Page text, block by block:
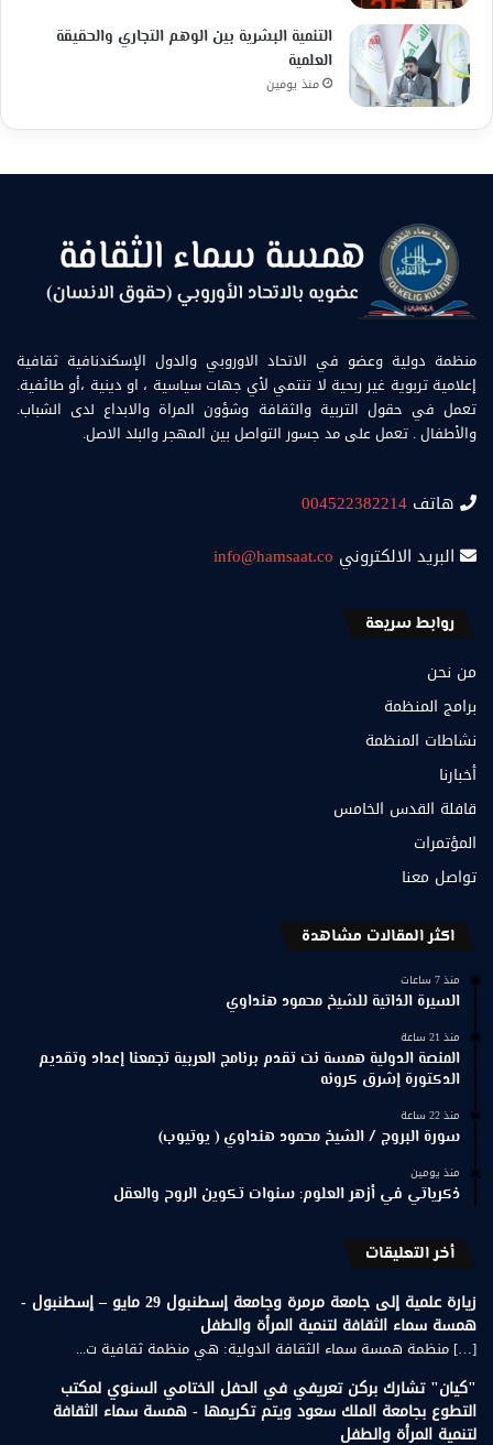
التنمية البشرية بين الوهم التجاري والحقيقة
العلمية
منذ يومين
منظمة دولية وعضو في الاتحاد الاوروبي والدول الإسكندنافية ثقافية
إعلامية تربوية غير ربحية لا تنتمي لأي جهات سياسية ، او دينية ،أو طائفية.
تعمل في حقول التربية والثقافة وشؤون المراة والابداع لدى الشباب.
والأطفال . تعمل على مد جسور التواصل بين المهجر والبلد الاصل.
هاتف 004522382214
البريد الالكتروني info@hamsaat.co
روابط سريعة
من نحن
برامج المنظمة
نشاطات المنظمة
أخبارنا
قافلة القدس الخامس
المؤتمرات
تواصل معنا
اكثر المقالات مشاهدة
منذ 7 ساعات
السيرة الذاتية للشيخ محمود هنداوي
منذ 21 ساعة
المنصة الدولية همسة نت تقدم برنامج العربية تجمعنا إعداد وتقديم
الدكتورة إشرق كرونه
منذ 22 ساعة
سورة البروج / الشيخ محمود هنداوي ( يوتيوب)
منذ يومين
ذكرياتي في أزهر العلوم: سنوات تكوين الروح والعقل
أخر التعليقات
زيارة علمية إلى جامعة مرمرة وجامعة إسطنبول 29 مايو – إسطنبول -
همسة سماء الثقافة لتنمية المرأة والطفل
[…] منظمة همسة سماء الثقافة الدولية: هي منظمة ثقافية ت...
"كيان" تشارك بركن تعريفي في الحفل الختامي السنوي لمكتب
التطوع بجامعة الملك سعود ويتم تكريمها - همسة سماء الثقافة
لتنمية المرأة والطفل